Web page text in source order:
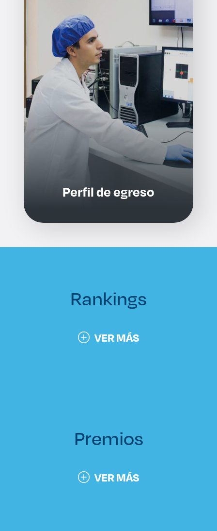
Perfil de egreso
Rankings
VER MÁS
Premios
VER MÁS